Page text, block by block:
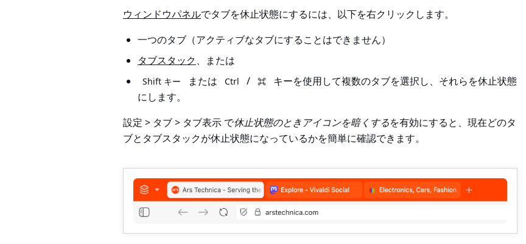
ウィンドウパネルでタブを休止状態にするには、以下を右クリックします。
一つのタブ（アクティブなタブにすることはできません）
タブスタック、または
Shift キー または Ctrl / ⌘
キーを使用して複数のタブを選択し、それらを休止状態
にします。
設定 > タブ > タブ表示 で休止状態のときアイコンを暗くするを有効にすると、現在どのタ
ブとタブスタックが休止状態になっているかを簡単に確認できます。